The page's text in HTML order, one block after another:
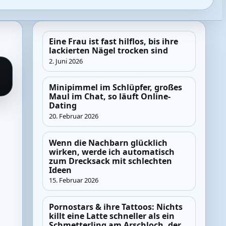
Eine Frau ist fast hilflos, bis ihre
lackierten Nägel trocken sind
2. Juni 2026
Minipimmel im Schlüpfer, großes
Maul im Chat, so läuft Online-
Dating
20. Februar 2026
Wenn die Nachbarn glücklich
wirken, werde ich automatisch
zum Drecksack mit schlechten
Ideen
15. Februar 2026
Pornostars & ihre Tattoos: Nichts
killt eine Latte schneller als ein